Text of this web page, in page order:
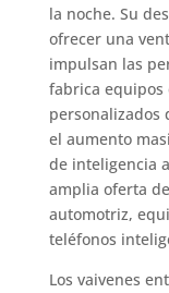
la noche. Su
ofrecer una
impulsan las
fabrica equipos
personalizados
el aumento
de inteligencia
amplia oferta
automotriz,
teléfonos
Los vaivenes